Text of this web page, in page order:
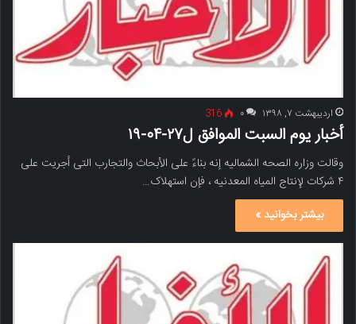
اردیبهشت ۷, ۱۳۹۸ ۰ 316
أخبار یوم السبت الموافق ل۲۷-۰۴-۱۹
وقالت وزاره الصحه الشمالیه إنه بناءً على الأبحاث والتجارب التی أجریت على
۴ شرکات لإنتاج المیاه المعدنیه ، فإن استهلاک…
بیشتر بخوانید »